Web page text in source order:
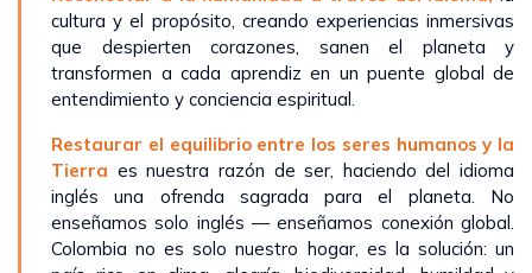
cultura y el propósito, creando experiencias inmersivas
que despierten corazones, sanen el planeta y
transformen a cada aprendiz en un puente global de
entendimiento y conciencia espiritual.
Restaurar el equilibrio entre los seres humanos y la
Tierra es nuestra razón de ser, haciendo del idioma
inglés una ofrenda sagrada para el planeta. No
enseñamos solo inglés — enseñamos conexión global.
Colombia no es solo nuestro hogar, es la solución: un